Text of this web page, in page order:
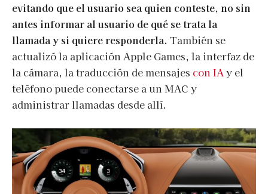
evitando que el usuario sea quien conteste, no sin
antes informar al usuario de qué se trata la
llamada y si quiere responderla. También se
actualizó la aplicación Apple Games, la interfaz de
la cámara, la traducción de mensajes con IAy el
teléfono puede conectarse a un MAC y
administrar llamadas desde allí.